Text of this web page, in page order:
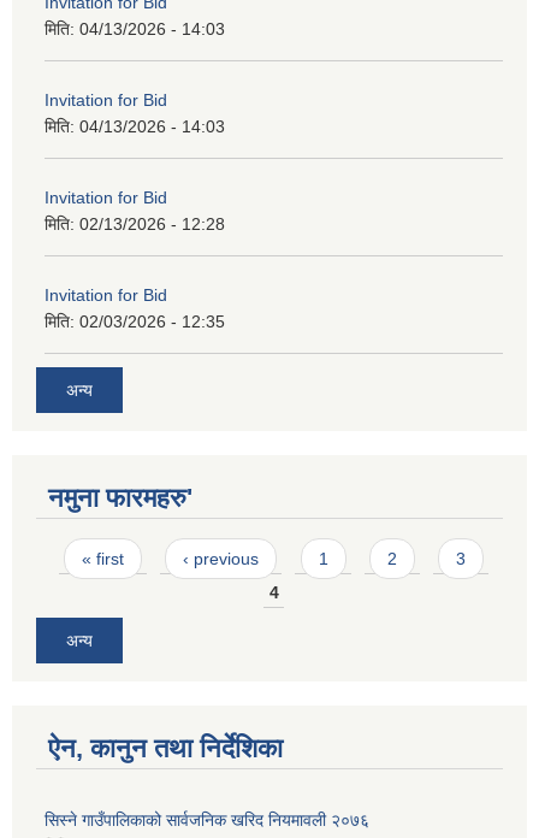
मिति: 04/13/2026 - 14:03
Invitation for Bid
मिति: 04/13/2026 - 14:03
Invitation for Bid
मिति: 02/13/2026 - 12:28
Invitation for Bid
मिति: 02/03/2026 - 12:35
अन्य
नमुना फारमहरु'
Pages
« first ‹ previous 1 2
3
4
अन्य
ऐन, कानुन तथा निर्देशिका
सिस्ने गाउँपालिकाको सार्वजनिक खरिद नियमावली २०७६